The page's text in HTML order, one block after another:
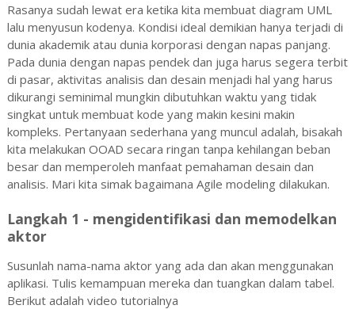
Rasanya sudah lewat era ketika kita membuat diagram UML
lalu menyusun kodenya. Kondisi ideal demikian hanya terjadi di
dunia akademik atau dunia korporasi dengan napas panjang.
Pada dunia dengan napas pendek dan juga harus segera terbit
di pasar, aktivitas analisis dan desain menjadi hal yang harus
dikurangi seminimal mungkin dibutuhkan waktu yang tidak
singkat untuk membuat kode yang makin kesini makin
kompleks. Pertanyaan sederhana yang muncul adalah, bisakah
kita melakukan OOAD secara ringan tanpa kehilangan beban
besar dan memperoleh manfaat pemahaman desain dan
analisis. Mari kita simak bagaimana Agile modeling dilakukan.
Langkah 1 - mengidentifikasi dan memodelkan
aktor
Susunlah nama-nama aktor yang ada dan akan menggunakan
aplikasi. Tulis kemampuan mereka dan tuangkan dalam tabel.
Berikut adalah video tutorialnya